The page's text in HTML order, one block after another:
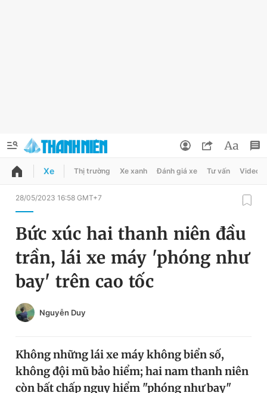
QUẢNG CÁO
Chuyên mục
Chuyên mục khác
Chào ngày mới
Video Magazine
Đổi mật khẩu
Tin đã lưu
Tin đã xem
Xe Thị trường Xe xanh Đánh giá xe Tư vấn Video
28/05/2023 16:58 GMT+7
Bức xúc hai thanh niên đầu
trần, lái xe máy 'phóng như
bay' trên cao tốc
Nguyễn Duy
Không những lái xe máy không biển số,
không đội mũ bảo hiểm; hai nam thanh niên
còn bất chấp nguy hiểm "phóng như bay"